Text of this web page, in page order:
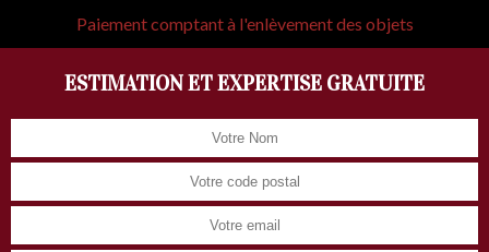
Paiement comptant à l'enlèvement des objets
ESTIMATION ET EXPERTISE GRATUITE